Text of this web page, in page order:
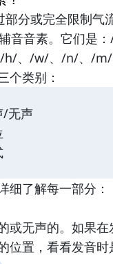
部分或完全限制
辅音音素。它们
h/、/w/、/n/、/m/
个类别：
/无声
细了解每一部分：
或无声的。如果
位置，看看发音